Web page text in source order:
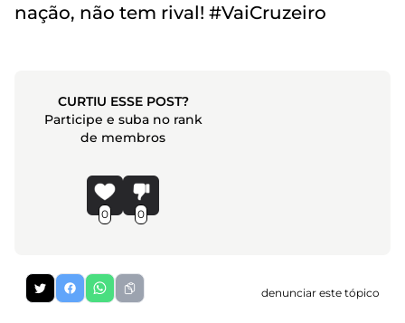
nação, não tem rival! #VaiCruzeiro
CURTIU ESSE POST?
Participe e suba no rank
de membros
0 0
denunciar este tópico